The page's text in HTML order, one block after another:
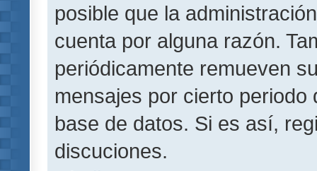
posible que la
cuenta por alguna razón.
periódicamente remueven
mensajes por cierto
base de datos. Si es así,
discuciones.